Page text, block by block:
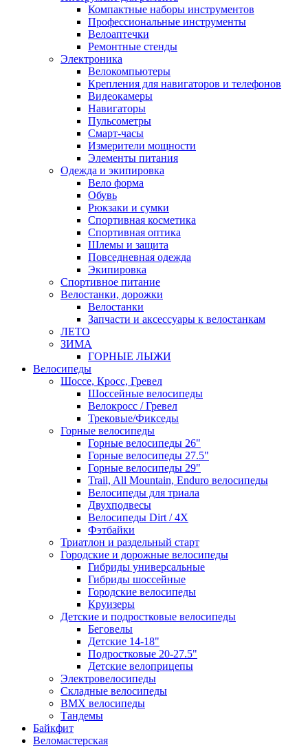
Компактные наборы инструментов
Профессиональные инструменты
Велоаптечки
Ремонтные стенды
Электроника
Велокомпьютеры
Крепления для навигаторов и телефонов
Видеокамеры
Навигаторы
Пульсометры
Смарт-часы
Измерители мощности
Элементы питания
Одежда и экипировка
Вело форма
Обувь
Рюкзаки и сумки
Спортивная косметика
Спортивная оптика
Шлемы и защита
Повседневная одежда
Экипировка
Спортивное питание
Велостанки, дорожки
Велостанки
Запчасти и аксессуары к велостанкам
ЛЕТО
ЗИМА
ГОРНЫЕ ЛЫЖИ
Велосипеды
Шоссе, Кросс, Гревел
Шоссейные велосипеды
Велокросс / Гревел
Трековые/Фикседы
Горные велосипеды
Горные велосипеды 26"
Горные велосипеды 27.5"
Горные велосипеды 29"
Trail, All Mountain, Enduro велосипеды
Велосипеды для триала
Двухподвесы
Велосипеды Dirt / 4X
Фэтбайки
Триатлон и раздельный старт
Городские и дорожные велосипеды
Гибриды универсальные
Гибриды шоссейные
Городские велосипеды
Круизеры
Детские и подростковые велосипеды
Беговелы
Детские 14-18"
Подростковые 20-27.5"
Детские велоприцепы
Электровелосипеды
Складные велосипеды
BMX велосипеды
Тандемы
Байкфит
Веломастерская